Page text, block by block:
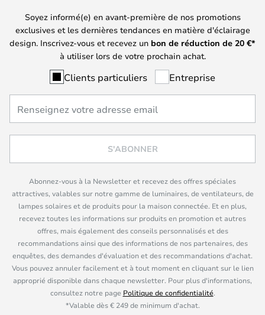
Soyez informé(e) en avant-première de nos promotions
exclusives et les dernières tendances en matière d'éclairage
design. Inscrivez-vous et recevez un bon de réduction de 20 €*
à utiliser lors de votre prochain achat.
Clients particuliers Entreprise
S'ABONNER
Abonnez-vous à la Newsletter et recevez des offres spéciales
attractives, valables sur notre gamme de luminaires, de ventilateurs, de
lampes solaires et de produits pour la maison connectée. Et en plus,
recevez toutes les informations sur produits en promotion et autres
offres, mais également des conseils personnalisés et des
recommandations ainsi que des informations de nos partenaires, des
enquêtes, des demandes d'évaluation et des recommandations d'achat.
Vous pouvez annuler facilement et à tout moment en cliquant sur le lien
approprié disponible dans chaque newsletter. Pour plus d'informations,
consultez notre page Politique de confidentialité.
*Valable dès € 249 de minimum d'achat.